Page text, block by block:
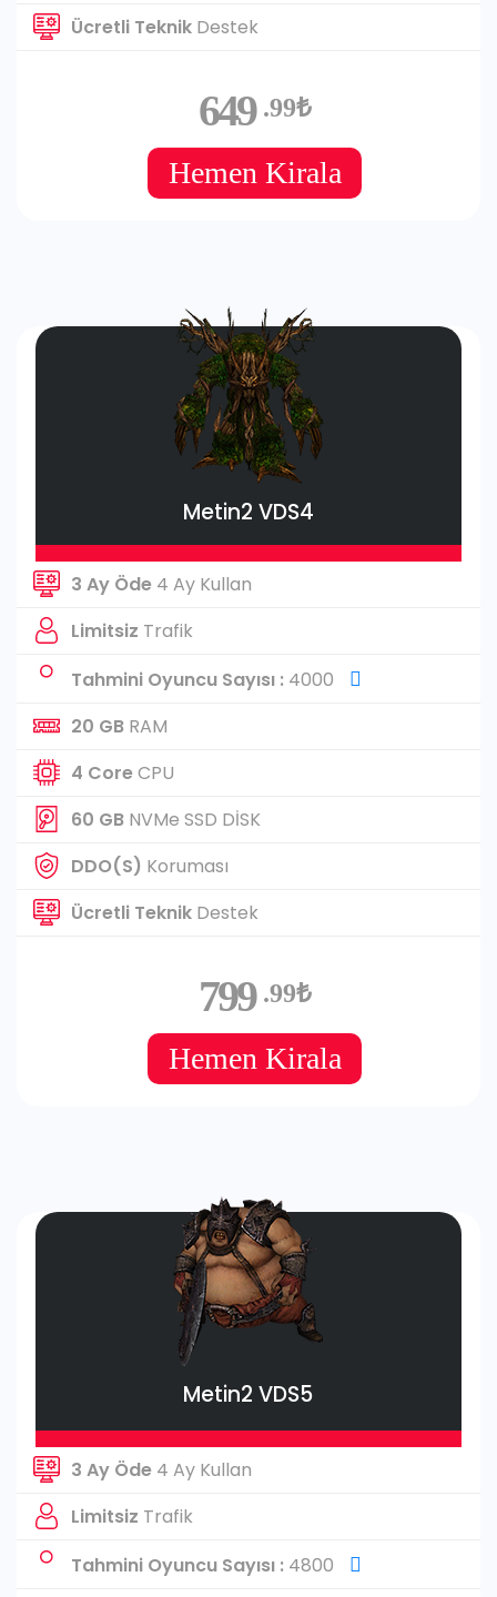
Ücretli Teknik Destek
649 .99₺
Hemen Kirala
Metin2 VDS4
3 Ay Öde 4 Ay Kullan
Limitsiz Trafik
Tahmini Oyuncu Sayısı : 4000
20 GB RAM
4 CoreCPU
60 GB NVMe SSD DİSK
DDO(S) Koruması
Ücretli Teknik Destek
799 .99₺
Hemen Kirala
Metin2 VDS5
3 Ay Öde 4 Ay Kullan
Limitsiz Trafik
Tahmini Oyuncu Sayısı : 4800